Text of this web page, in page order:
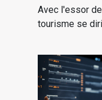
Realité
Avec l'essor
tourisme se